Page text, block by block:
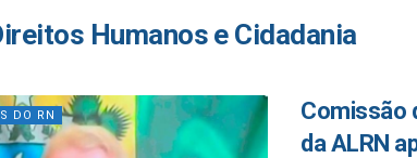
Humanos e Cidadania
DO RN
Comissão
da ALRN